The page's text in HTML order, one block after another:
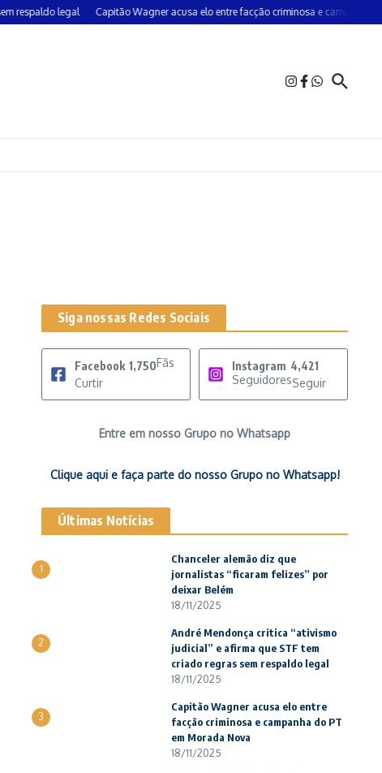
legal Capitão Wagner acusa elo entre facção criminosa e campanha do
Siga nossas Redes Sociais
Facebook 1,750Fãs
Curtir
Instagram 4,421
SeguidoresSeguir
Entre em nosso Grupo no Whatsapp
Clique aqui e faça parte do nosso Grupo no Whatsapp!
Últimas Notícias
1
Chanceler alemão diz que
jornalistas “ficaram felizes” por
deixar Belém
18/11/2025
2
André Mendonça critica “ativismo
judicial” e afirma que STF tem
criado regras sem respaldo legal
18/11/2025
3
Capitão Wagner acusa elo entre
facção criminosa e campanha do PT
em Morada Nova
18/11/2025